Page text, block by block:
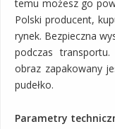
temu możesz go
Polski producent,
rynek. Bezpieczna
podczas
obraz zapakowany
pudełko.
Parametry